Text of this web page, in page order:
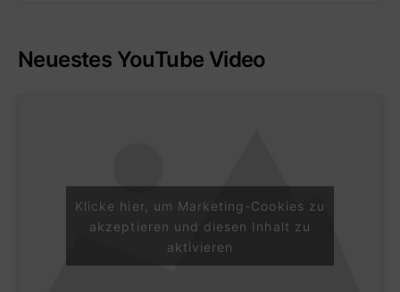
Neuestes YouTube Video
Klicke hier, um Marketing-Cookies zu
akzeptieren und diesen Inhalt zu
aktivieren